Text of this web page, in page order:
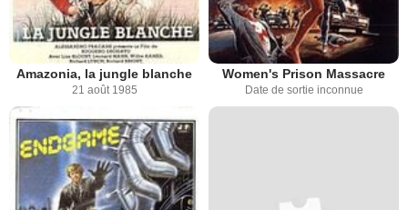
Amazonia, la jungle blanche
21 août 1985
Women's Prison Massacre
Date de sortie inconnue